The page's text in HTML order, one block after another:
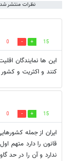
نظرات منتشر
15
0
این ها نمایندگان
کنند و اکثریت و
15
0
ایران از جمله
قانون را دارد
ندارد و آن را در حد